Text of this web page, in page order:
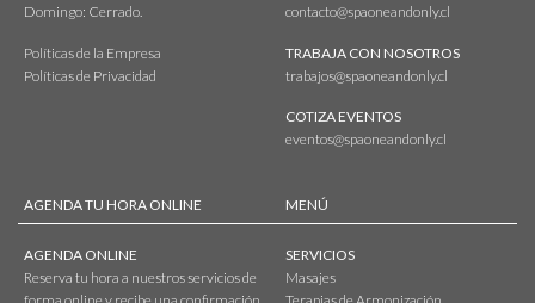
Domingo: Cerrado.
Políticas de la Empresa
Políticas de Privacidad
contacto@spaoneandonly.cl
TRABAJA CON NOSOTROS
trabajos@spaoneandonly.cl
COTIZA EVENTOS
eventos@spaoneandonly.cl
AGENDA TU HORA ONLINE
AGENDA ONLINE
Reserva tu hora a nuestros servicios de
MENÚ
SERVICIOS
Masajes